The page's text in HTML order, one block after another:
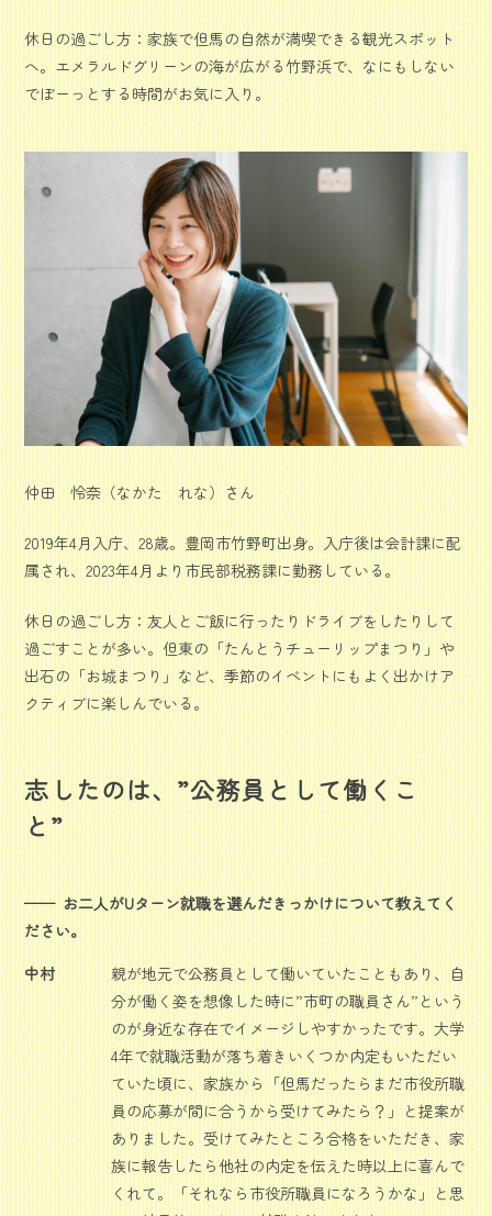
休日の過ごし方：家族で但馬の自然が満喫できる観光スポット
へ。エメラルドグリーンの海が広がる竹野浜で、なにもしない
でぼーっとする時間がお気に入り。
仲田 怜奈（なかた れな）さん
2019年4月入庁、28歳。豊岡市竹野町出身。入庁後は会計課に配
属され、2023年4月より市民部税務課に勤務している。
休日の過ごし方：友人とご飯に行ったりドライブをしたりして
過ごすことが多い。但東の「たんとうチューリップまつり」や
出石の「お城まつり」など、季節のイベントにもよく出かけア
クティブに楽しんでいる。
志したのは、”公務員として働くこ
と”
お二人がUターン就職を選んだきっかけについて教えてく
ださい。
中村
親が地元で公務員として働いていたこともあり、自
分が働く姿を想像した時に”市町の職員さん”という
のが身近な存在でイメージしやすかったです。大学
4年で就職活動が落ち着きいくつか内定もいただい
ていた頃に、家族から「但馬だったらまだ市役所職
員の応募が間に合うから受けてみたら？」と提案が
ありました。受けてみたところ合格をいただき、家
族に報告したら他社の内定を伝えた時以上に喜んで
くれて。「それなら市役所職員になろうかな」と思